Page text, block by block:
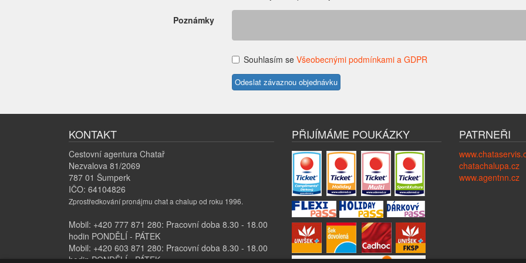
Poznámky
Souhlasím se Všeobecnými podmínkami a GDPR
KONTAKT
Cestovní agentura Chatař
Nezvalova 81/2069
787 01 Šumperk
IČO: 64104826
Zprostředkování pronájmu chat a chalup od roku 1996.
Mobil: +420 777 871 280: Pracovní doba 8.30 - 18.00
hodin PONDĚLÍ - PÁTEK
Mobil: +420 603 871 280: Pracovní doba 8.30 - 18.00
hodin PONDĚLÍ - PÁTEK
PŘIJÍMÁME POUKÁZKY PATRNEŘI
chatachalupa.cz
www.agentnn.cz